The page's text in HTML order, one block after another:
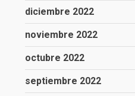
diciembre 2022
noviembre 2022
octubre 2022
septiembre 2022